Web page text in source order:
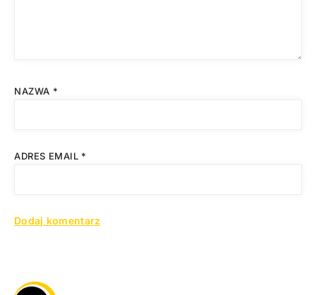
NAZWA *
ADRES EMAIL *